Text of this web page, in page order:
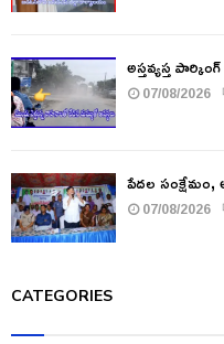
అస్తవ్యస్త
07/08/2026
పేదల సంక్షేమం,
07/08/2026
CATEGORIES